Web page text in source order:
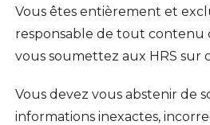
Vous êtes entièrement et
responsable de tout contenu
vous soumettez aux HRS sur
Vous devez vous abstenir de
informations inexactes,